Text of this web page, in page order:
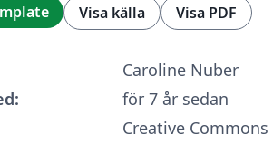
Visa källa Visa PDF
Caroline Nuber
för 7 år sedan
Creative Commons